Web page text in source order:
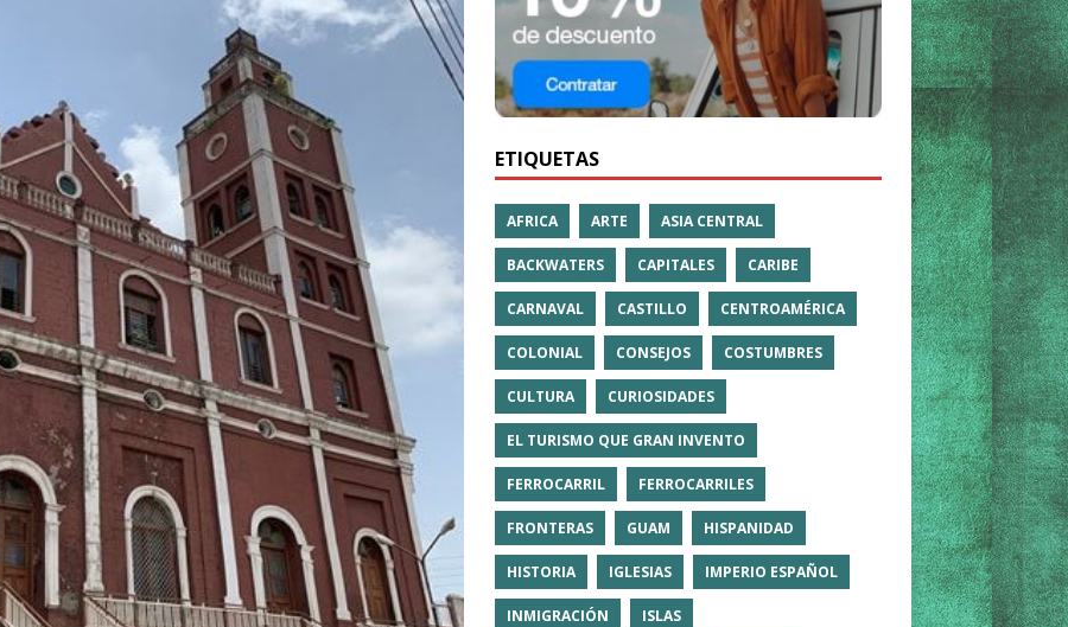
ETIQUETAS
AFRICA ARTE ASIA CENTRAL
BACKWATERS CAPITALES CARIBE
CARNAVAL CASTILLO CENTROAMÉRICA
COLONIAL CONSEJOS COSTUMBRES
CULTURA CURIOSIDADES
EL TURISMO QUE GRAN INVENTO
FERROCARRIL FERROCARRILES
FRONTERAS GUAM HISPANIDAD
HISTORIA IGLESIAS IMPERIO ESPAÑOL
INMIGRACIÓN ISLAS